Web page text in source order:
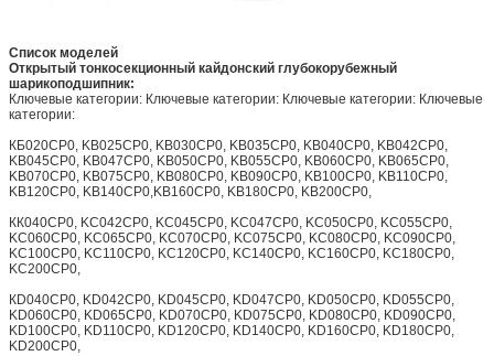
Список моделей
Открытый тонкосекционный кайдонский глубокорубежный
шарикоподшипник:
Ключевые категории: Ключевые категории: Ключевые категории: Ключевые
категории:
КБ020CP0, KB025CP0, KB030CP0, KB035CP0, KB040CP0, KB042CP0,
KB045CP0, KB047CP0, KB050CP0, KB055CP0, KB060CP0, KB065CP0,
KB070CP0, KB075CP0, KB080CP0, KB090CP0, KB100CP0, KB110CP0,
KB120CP0, KB140CP0,KB160CP0, KB180CP0, KB200CP0,
КК040CP0, KC042CP0, KC045CP0, KC047CP0, KC050CP0, KC055CP0,
KC060CP0, KC065CP0, KC070CP0, KC075CP0, KC080CP0, KC090CP0,
KC100CP0, KC110CP0, KC120CP0, KC140CP0, KC160CP0, KC180CP0,
KC200CP0,
КD040CP0, KD042CP0, KD045CP0, KD047CP0, KD050CP0, KD055CP0,
KD060CP0, KD065CP0, KD070CP0, KD075CP0, KD080CP0, KD090CP0,
KD100CP0, KD110CP0, KD120CP0, KD140CP0, KD160CP0, KD180CP0,
KD200CP0,